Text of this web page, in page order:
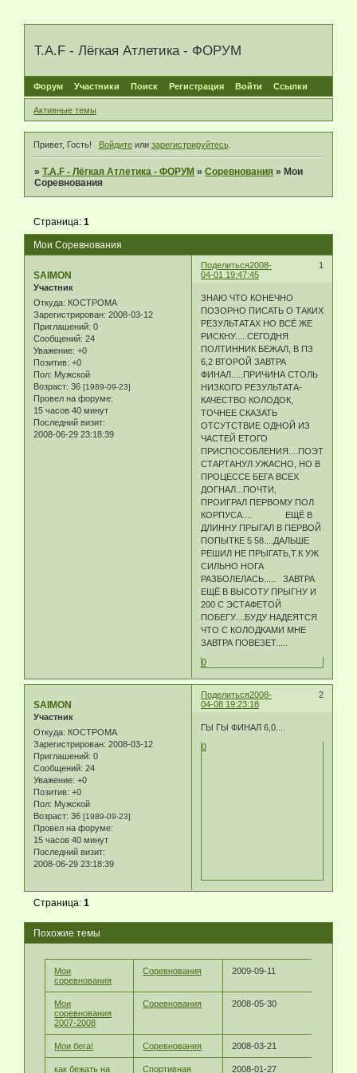
T.A.F - Лёгкая Атлетика - ФОРУМ
Форум Участники Поиск Регистрация Войти Ссылки
Активные темы
Привет, Гость! Войдитеили зарегистрируйтесь.
»T.A.F - Лёгкая Атлетика - ФОРУМ »Соревнования » Мои
Соревнования
Мои Соревнования
Страница:1
Поделиться 1
2008-
04-01 19:47:45
SAIMON
Участник
Откуда: КОСТРОМА
Зарегистрирован: 2008-03-12
Приглашений: 0
Сообщений: 24
Уважение: +0
Позитив: +0
Пол: Мужской
Возраст: 36 [1989-09-23]
Провел на форуме:
15 часов 40 минут
Последний визит:
2008-06-29 23:18:39
ЗНАЮ ЧТО КОНЕЧНО
ПОЗОРНО ПИСАТЬ О ТАКИХ
РЕЗУЛЬТАТАХ НО ВСЁ ЖЕ
РИСКНУ.....СЕГОДНЯ
ПОЛТИННИК БЕЖАЛ, В ПЗ
6,2 ВТОРОЙ ЗАВТРА
ФИНАЛ.....ПРИЧИНА СТОЛЬ
НИЗКОГО РЕЗУЛЬТАТА-
КАЧЕСТВО КОЛОДОК,
ТОЧНЕЕ СКАЗАТЬ
ОТСУТСТВИЕ ОДНОЙ ИЗ
ЧАСТЕЙ ЕТОГО
ПРИСПОСОБЛЕНИЯ....ПОЭТОМУ
СТАРТАНУЛ УЖАСНО, НО В
ПРОЦЕССЕ БЕГА ВСЕХ
ДОГНАЛ...ПОЧТИ,
ПРОИГРАЛ ПЕРВОМУ ПОЛ
КОРПУСА.... ЕЩЁ В
ДЛИННУ ПРЫГАЛ В ПЕРВОЙ
ПОПЫТКЕ 5 58....ДАЛЬШЕ
РЕШИЛ НЕ ПРЫГАТЬ,Т.К УЖ
СИЛЬНО НОГА
РАЗБОЛЕЛАСЬ..... ЗАВТРА
ЕЩЁ В ВЫСОТУ ПРЫГНУ И
200 С ЭСТАФЕТОЙ
ПОБЕГУ....БУДУ НАДЕЯТСЯ
ЧТО С КОЛОДКАМИ МНЕ
ЗАВТРА ПОВЕЗЕТ.....
0
Поделиться 2
2008-
04-08 19:23:18
SAIMON
Участник
Откуда: КОСТРОМА
Зарегистрирован: 2008-03-12
Приглашений: 0
Сообщений: 24
Уважение: +0
Позитив: +0
Пол: Мужской
Возраст: 36 [1989-09-23]
Провел на форуме:
15 часов 40 минут
Последний визит:
2008-06-29 23:18:39
ГЫ ГЫ ФИНАЛ 6,0....
0
Страница:1
Похожие темы
Мои
соревнования
Соревнования 2009-09-11
Мои
соревнования
2007-2008
Соревнования 2008-05-30
Мои бега! Соревнования 2008-03-21
как бежать на Спортивная 2008-01-27